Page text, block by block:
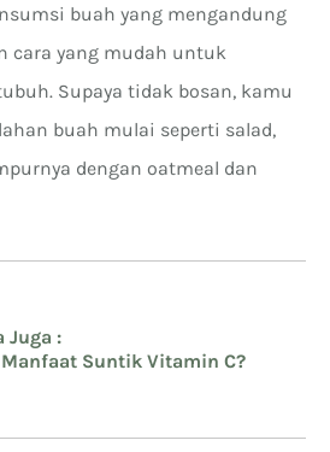
buah yang mengandung
cara yang mudah untuk
Supaya tidak bosan, kamu
buah mulai seperti salad,
dengan oatmeal dan
Juga :
Manfaat Suntik Vitamin C?